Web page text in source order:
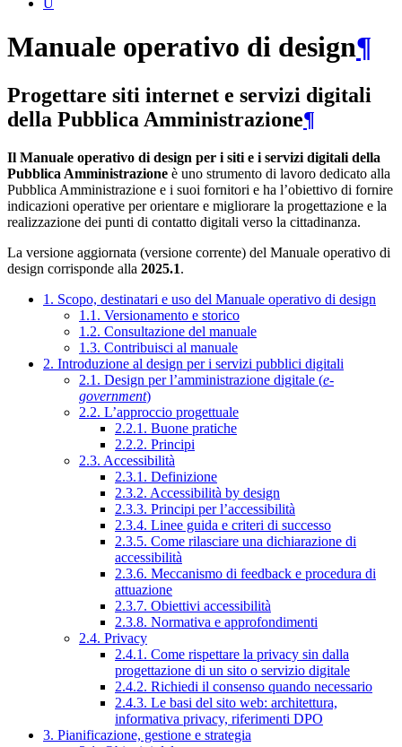
U
Manuale operativo di design¶
Progettare siti internet e servizi digitali
della Pubblica Amministrazione¶
Il Manuale operativo di design per i siti e i servizi digitali della
Pubblica Amministrazione è uno strumento di lavoro dedicato alla
Pubblica Amministrazione e i suoi fornitori e ha l’obiettivo di fornire
indicazioni operative per orientare e migliorare la progettazione e la
realizzazione dei punti di contatto digitali verso la cittadinanza.
La versione aggiornata (versione corrente) del Manuale operativo di
design corrisponde alla 2025.1.
1. Scopo, destinatari e uso del Manuale operativo di design
1.1. Versionamento e storico
1.2. Consultazione del manuale
1.3. Contribuisci al manuale
2. Introduzione al design per i servizi pubblici digitali
2.1. Design per l’amministrazione digitale (e-
government)
2.2. L’approccio progettuale
2.2.1. Buone pratiche
2.2.2. Principi
2.3. Accessibilità
2.3.1. Definizione
2.3.2. Accessibilità by design
2.3.3. Principi per l’accessibilità
2.3.4. Linee guida e criteri di successo
2.3.5. Come rilasciare una dichiarazione di
accessibilità
2.3.6. Meccanismo di feedback e procedura di
attuazione
2.3.7. Obiettivi accessibilità
2.3.8. Normativa e approfondimenti
2.4. Privacy
2.4.1. Come rispettare la privacy sin dalla
progettazione di un sito o servizio digitale
2.4.2. Richiedi il consenso quando necessario
2.4.3. Le basi del sito web: architettura,
informativa privacy, riferimenti DPO
3. Pianificazione, gestione e strategia